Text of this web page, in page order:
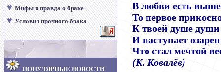
♥ Мифы и правда о браке
♥ Условия прочного брака
ПОПУЛЯРНЫЕ НОВОСТИ
В любви есть
То первое
К твоей душе души
И наступает
Что стал мечтой
(К. Ковалёв)